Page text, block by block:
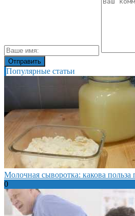
Популярные статьи
Молочная сыворотка: какова польза
0